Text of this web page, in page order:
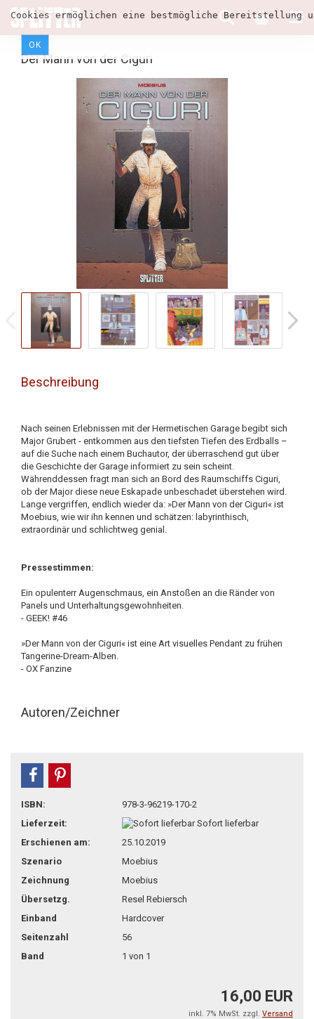
Cookies ermöglichen eine bestmögliche
OK
Der Mann von der Ciguri
Beschreibung
Nach seinen Erlebnissen mit der Hermetischen Garage begibt sich
Major Grubert - entkommen aus den tiefsten Tiefen des Erdballs –
auf die Suche nach einem Buchautor, der überraschend gut über
die Geschichte der Garage informiert zu sein scheint.
Währenddessen fragt man sich an Bord des Raumschiffs Ciguri,
ob der Major diese neue Eskapade unbeschadet überstehen wird.
Lange vergriffen, endlich wieder da: »Der Mann von der Ciguri« ist
Moebius, wie wir ihn kennen und schätzen: labyrinthisch,
extraordinär und schlichtweg genial.
Pressestimmen:
Ein opulenterr Augenschmaus, ein Anstoßen an die Ränder von
Panels und Unterhaltungsgewohnheiten.
- GEEK! #46
»Der Mann von der Ciguri« ist eine Art visuelles Pendant zu frühen
Tangerine-Dream-Alben.
- OX Fanzine
Autoren/Zeichner
teilen
ISBN:
978-3-96219-170-2
Lieferzeit:
Sofort lieferbar
Erschienen am:
25.10.2019
Szenario
Moebius
Zeichnung
Moebius
Übersetzg.
Resel Rebiersch
Einband
Hardcover
Seitenzahl
56
Band
1 von 1
16,00 EUR
inkl. 7% MwSt. zzgl. Versand